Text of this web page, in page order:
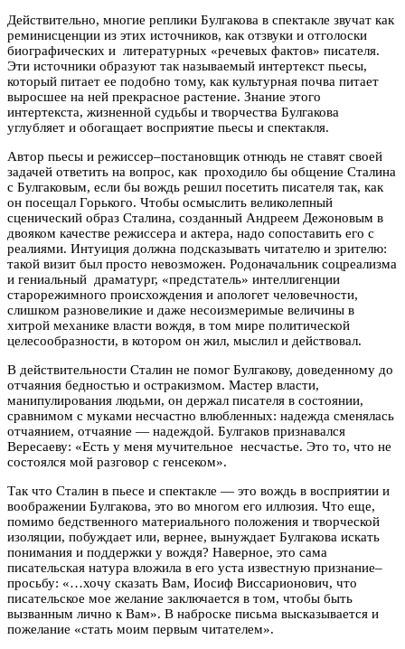
Действительно, многие реплики Булгакова в спектакле звучат как
реминисценции из этих источников, как отзвуки и отголоски
биографических и литературных «речевых фактов» писателя.
Эти источники образуют так называемый интертекст пьесы,
который питает ее подобно тому, как культурная почва питает
выросшее на ней прекрасное растение. Знание этого
интертекста, жизненной судьбы и творчества Булгакова
углубляет и обогащает восприятие пьесы и спектакля.
Автор пьесы и режиссер–постановщик отнюдь не ставят своей
задачей ответить на вопрос, как проходило бы общение Сталина
с Булгаковым, если бы вождь решил посетить писателя так, как
он посещал Горького. Чтобы осмыслить великолепный
сценический образ Сталина, созданный Андреем Дежоновым в
двояком качестве режиссера и актера, надо сопоставить его с
реалиями. Интуиция должна подсказывать читателю и зрителю:
такой визит был просто невозможен. Родоначальник соцреализма
и гениальный драматург, «предстатель» интеллигенции
старорежимного происхождения и апологет человечности,
слишком разновеликие и даже несоизмеримые величины в
хитрой механике власти вождя, в том мире политической
целесообразности, в котором он жил, мыслил и действовал.
В действительности Сталин не помог Булгакову, доведенному до
отчаяния бедностью и остракизмом. Мастер власти,
манипулирования людьми, он держал писателя в состоянии,
сравнимом с муками несчастно влюбленных: надежда сменялась
отчаянием, отчаяние — надеждой. Булгаков признавался
Вересаеву: «Есть у меня мучительное несчастье. Это то, что не
состоялся мой разговор с генсеком».
Так что Сталин в пьесе и спектакле — это вождь в восприятии и
воображении Булгакова, это во многом его иллюзия. Что еще,
помимо бедственного материального положения и творческой
изоляции, побуждает или, вернее, вынуждает Булгакова искать
понимания и поддержки у вождя? Наверное, это сама
писательская натура вложила в его уста известную признание–
просьбу: «…хочу сказать Вам, Иосиф Виссарионович, что
писательское мое желание заключается в том, чтобы быть
вызванным лично к Вам». В наброске письма высказывается и
пожелание «стать моим первым читателем».